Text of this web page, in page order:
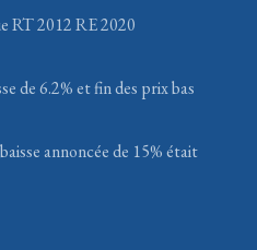
RT 2012 RE 2020
de 6.2% et fin des prix bas
annoncée de 15% était